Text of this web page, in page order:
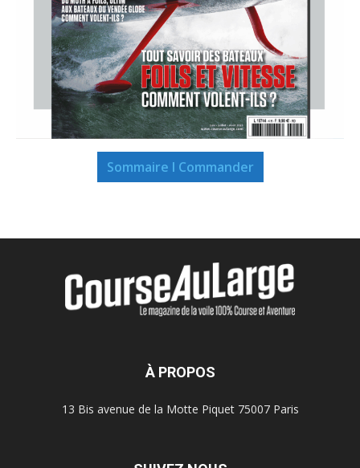
Sommaire I Commander
À PROPOS
13 Bis avenue de la Motte Piquet 75007 Paris